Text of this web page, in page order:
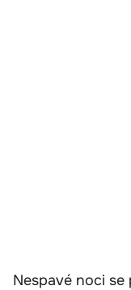
Nespavé noci se